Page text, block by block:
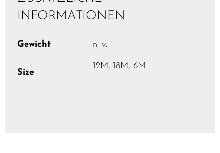
INFORMATIONEN
Gewicht n. v.
Size
12M, 18M, 6M